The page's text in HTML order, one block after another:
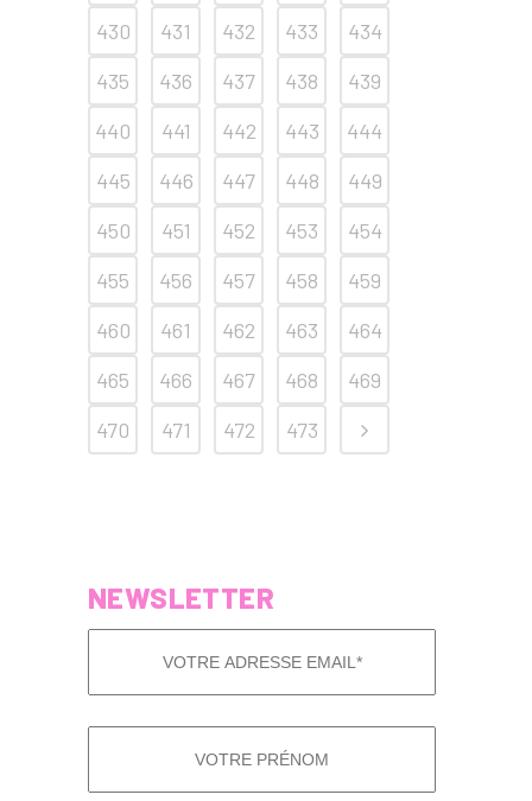
430 431 432 433
434
435
436 437 438
439
440
441 442 443
444
445
446 447 448
449
450
451 452 453
454
455
456 457 458
459
460
461 462 463
464
465
466 467 468
469
470
471 472 473
NEWSLETTER